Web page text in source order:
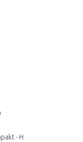
- H